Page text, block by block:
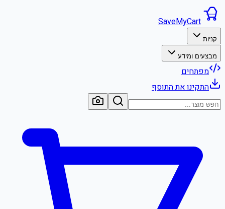
SaveMyCart
קניות
מבצעים ומידע
מפתחים
התקינו את התוסף